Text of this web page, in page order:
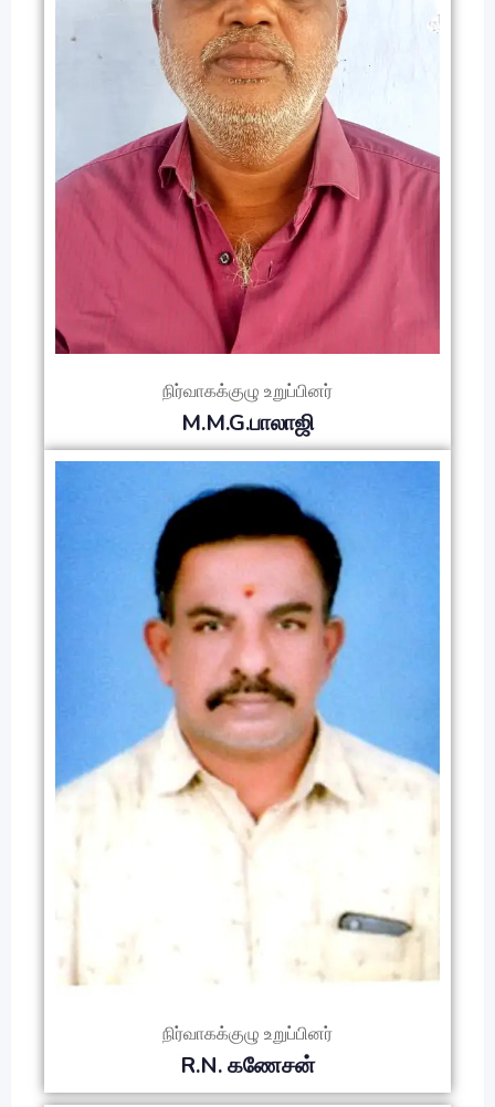
நிர்வாகக்குழு உறுப்பினர்
M.M.G.பாலாஜி
நிர்வாகக்குழு உறுப்பினர்
R.N. கணேசன்